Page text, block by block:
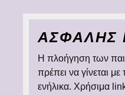
ΑΣΦΑΛΗΣ
Η πλοήγηση των
πρέπει να γίνεται
ενήλικα. Χρήσιμα